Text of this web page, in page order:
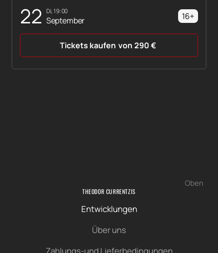
22 Di, 19:00
September 16+
Tickets kaufen von 290€
Oben
THEODOR CURRENTZIS
Entwicklungen
Über uns